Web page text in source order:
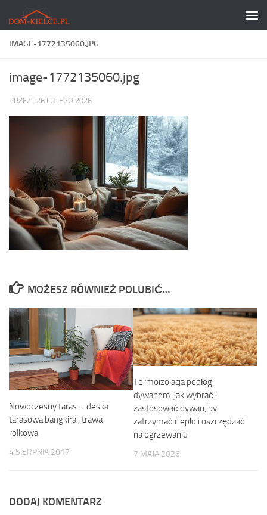
Skip to content
IMAGE-1772135060.JPG
image-1772135060.jpg
PRZEZ · 26 LUTEGO 2026
MOŻESZ RÓWNIEŻ POLUBIĆ…
Nowoczesny taras – deska
tarasowa bangkirai, trawa
rolkowa
4 SIERPNIA 2017
Termoizolacja podłogi
dywanem: jak wybrać i
zastosować dywan, by
zatrzymać ciepło i oszczędzać
na ogrzewaniu
7 MAJA 2026
DODAJ KOMENTARZ